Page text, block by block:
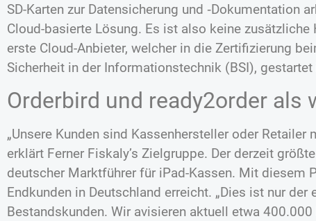
SD-Karten zur Datensicherung und ‑Dokumentation
Cloud-basierte Lösung. Es ist also keine
erste Cloud-Anbieter, welcher in die Zertifizierung
Sicherheit in der Informationstechnik (BSI), gestartet
Orderbird und ready2order als
„Unsere Kunden sind Kassenhersteller oder Retailer
erklärt Ferner Fiskaly’s Zielgruppe. Der derzeit
deutscher Marktführer für iPad-Kassen. Mit diesem
Endkunden in Deutschland erreicht. „Dies ist nur der
Bestandskunden. Wir avisieren aktuell etwa 400.000